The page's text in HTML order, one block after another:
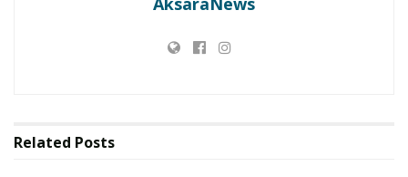
Olahraga Tradisional. Bupati dan Wakil Bupati Main
Related Posts